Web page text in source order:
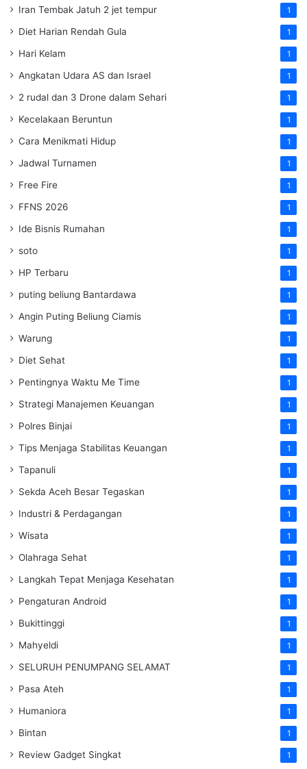
Iran Tembak Jatuh 2 jet tempur 1
Diet Harian Rendah Gula 1
Hari Kelam 1
Angkatan Udara AS dan Israel 1
2 rudal dan 3 Drone dalam Sehari 1
Kecelakaan Beruntun 1
Cara Menikmati Hidup 1
Jadwal Turnamen 1
Free Fire 1
FFNS 2026 1
Ide Bisnis Rumahan 1
soto 1
HP Terbaru 1
puting beliung Bantardawa 1
Angin Puting Beliung Ciamis 1
Warung 1
Diet Sehat 1
Pentingnya Waktu Me Time 1
Strategi Manajemen Keuangan 1
Polres Binjai 1
Tips Menjaga Stabilitas Keuangan 1
Tapanuli 1
Sekda Aceh Besar Tegaskan 1
Industri & Perdagangan 1
Wisata 1
Olahraga Sehat 1
Langkah Tepat Menjaga Kesehatan 1
Pengaturan Android 1
Bukittinggi 1
Mahyeldi 1
SELURUH PENUMPANG SELAMAT 1
Pasa Ateh 1
Humaniora 1
Bintan 1
Review Gadget Singkat 1